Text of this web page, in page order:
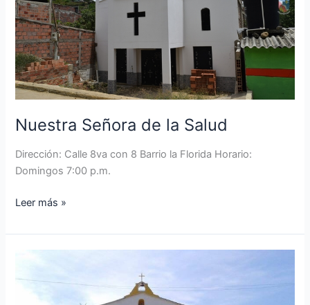
Nuestra Señora de la Salud
Dirección: Calle 8va con 8 Barrio la Florida Horario:
Domingos 7:00 p.m.
Leer más »